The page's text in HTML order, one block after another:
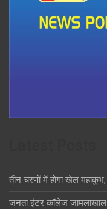
तीन चरणों में होगा खेल महाकुंभ,
जनता इंटर कॉलेज जामलाखाल